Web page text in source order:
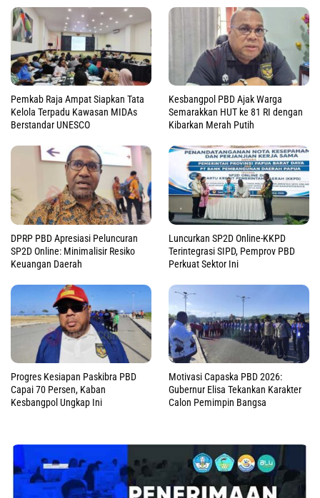
Pemkab Raja Ampat Siapkan Tata
Kelola Terpadu Kawasan MIDAs
Berstandar UNESCO
Kesbangpol PBD Ajak Warga
Semarakkan HUT ke 81 RI dengan
Kibarkan Merah Putih
DPRP PBD Apresiasi Peluncuran
SP2D Online: Minimalisir Resiko
Keuangan Daerah
Luncurkan SP2D Online-KKPD
Terintegrasi SIPD, Pemprov PBD
Perkuat Sektor Ini
Progres Kesiapan Paskibra PBD
Capai 70 Persen, Kaban
Kesbangpol Ungkap Ini
Motivasi Capaska PBD 2026:
Gubernur Elisa Tekankan Karakter
Calon Pemimpin Bangsa